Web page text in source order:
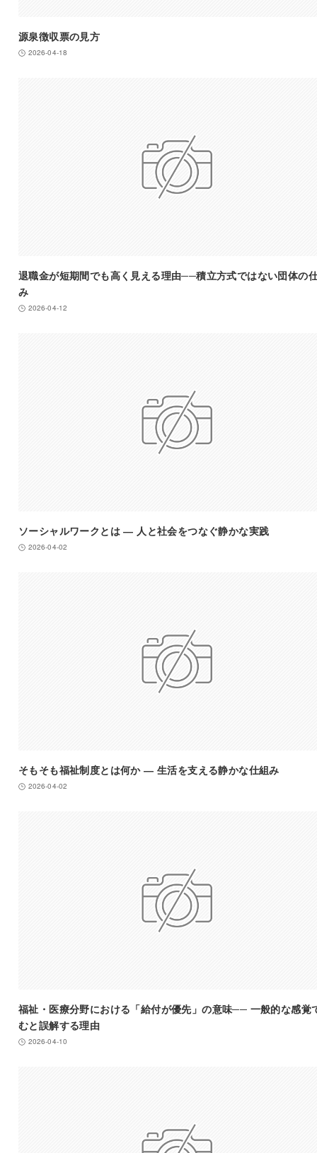
源泉徴収票の見方
2026-04-18
退職金が短期間でも高く見える理由──積立方式ではない団体の
み
2026-04-12
ソーシャルワークとは ― 人と社会をつなぐ静かな実践
2026-04-02
そもそも福祉制度とは何か ― 生活を支える静かな仕組み
2026-04-02
福祉・医療分野における「給付が優先」の意味── 一般的な感覚
むと誤解する理由
2026-04-10